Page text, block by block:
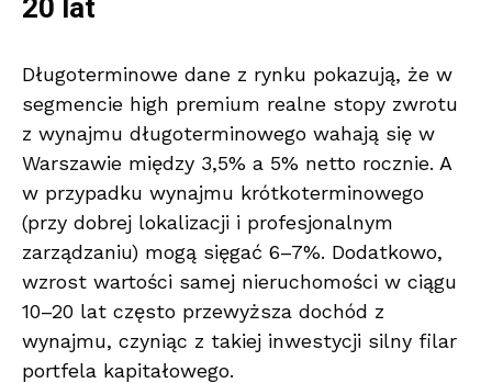
20 lat
Długoterminowe dane z rynku pokazują, że w
segmencie high premium realne stopy zwrotu
z wynajmu długoterminowego wahają się w
Warszawie między 3,5% a 5% netto rocznie. A
w przypadku wynajmu krótkoterminowego
(przy dobrej lokalizacji i profesjonalnym
zarządzaniu) mogą sięgać 6–7%. Dodatkowo,
wzrost wartości samej nieruchomości w ciągu
10–20 lat często przewyższa dochód z
wynajmu, czyniąc z takiej inwestycji silny filar
portfela kapitałowego.